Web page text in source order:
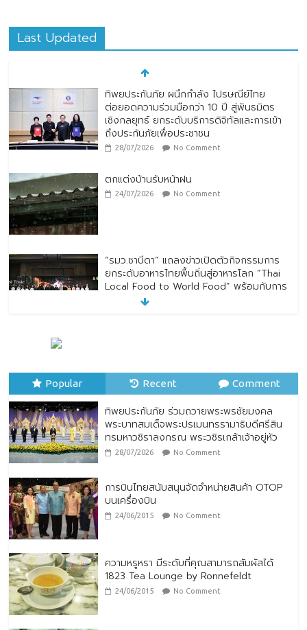
Last Updated
ต่อยอดความร่วมมือกว่า 10 ปี สู่พันธมิตร
เชิงกลยุทธ์ ยกระดับบริการดิจิทัลและการเข้า
ถึงประกันภัยเพื่อประชาชน
28/07/2026 No Comment
ตกแต่งบ้านรับหน้าฝน
Local Food”
23/07/2026 No Comment
ทิพยประกันภัย ร่วมถวายพระพรชัยมงคล
Popular Recent Comment
ทิพยประกันภัย ร่วมถวายพระพรชัยมงคล
พระบาทสมเด็จพระปรเมนทรรามาธิบดีศรีสิน
ทรมหาวชิราลงกรณ พระวชิรเกล้าเจ้าอยู่หัว
28/07/2026 No Comment
การบินไทยสนับสนุนจัดจำหน่ายสินค้า OTOP
บนเครื่องบิน
24/06/2015 No Comment
ความหรูหรา มีระดับที่คุณสามารถสัมผัสได้
1823 Tea Lounge by Ronnefeldt
24/06/2015 No Comment